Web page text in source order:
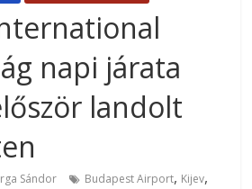
napi járata
landolt
Sándor Budapest Airport, Kijev,